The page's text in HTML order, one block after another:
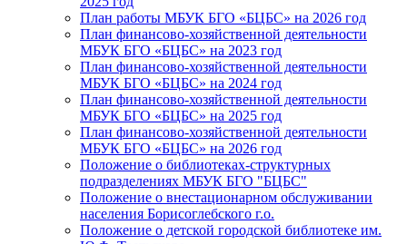
План работы МБУК БГО «БЦБС» на 2026 год
План финансово-хозяйственной деятельности
МБУК БГО «БЦБС» на 2023 год
План финансово-хозяйственной деятельности
МБУК БГО «БЦБС» на 2024 год
План финансово-хозяйственной деятельности
МБУК БГО «БЦБС» на 2025 год
План финансово-хозяйственной деятельности
МБУК БГО «БЦБС» на 2026 год
Положение о библиотеках-структурных
подразделениях МБУК БГО "БЦБС"
Положение о внестационарном обслуживании
населения Борисоглебского г.о.
Положение о детской городской библиотеке им.